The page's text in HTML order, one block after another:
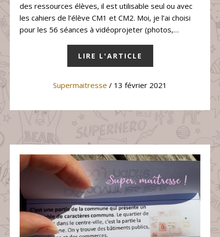
des ressources élèves, il est utilisable seul ou avec
les cahiers de l’élève CM1 et CM2. Moi, je l’ai choisi
pour les 56 séances à vidéoprojeter (photos,…
LIRE L'ARTICLE
Supermaitresse / 13 février 2021